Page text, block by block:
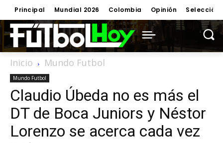
Principal Mundial 2026 Colombia Opinión Selección
Inicio Mundo Futbol
Mundo Futbol
Claudio Úbeda no es más el
DT de Boca Juniors y Néstor
Lorenzo se acerca cada vez